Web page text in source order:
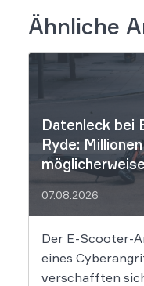
Ähnliche
Datenleck bei
Ryde:
07.08.2026
Der E-Scooter-
eines
verschafften